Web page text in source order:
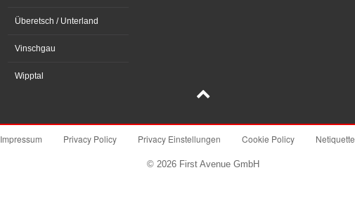
Überetsch / Unterland
Vinschgau
Wipptal
Impressum Privacy Policy Privacy Einstellungen Cookie Policy Netiquette
© 2026 First Avenue GmbH